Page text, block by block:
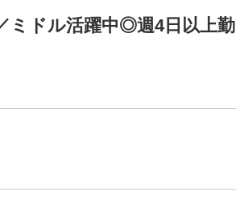
ミドル活躍中◎週4日以上勤